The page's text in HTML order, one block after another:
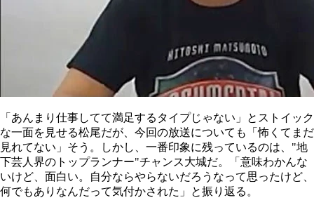
「あんまり仕事してて満足するタイプじゃない」とストイック
な一面を見せる松尾だが、今回の放送についても「怖くてまだ
見れてない」そう。しかし、一番印象に残っているのは、"地
下芸人界のトップランナー"チャンス大城だ。「意味わかんな
いけど、面白い。自分ならやらないだろうなって思ったけど、
何でもありなんだって気付かされた」と振り返る。